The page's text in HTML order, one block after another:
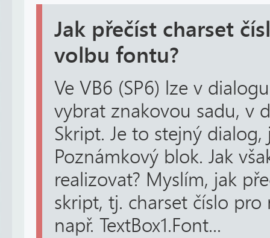
Jak přečíst charset
volbu fontu?
Ve VB6 (SP6) lze v
vybrat znakovou sadu, v
Skript. Je to stejný
Poznámkový blok. Jak
realizovat? Myslím, jak
skript, tj. charset číslo pro
např. TextBox1.Font...